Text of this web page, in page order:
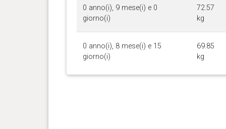
0 anno(i), 9 mese(i) e 0
giorno(i)
72.57
kg
0 anno(i), 8 mese(i) e 15
giorno(i)
69.85
kg